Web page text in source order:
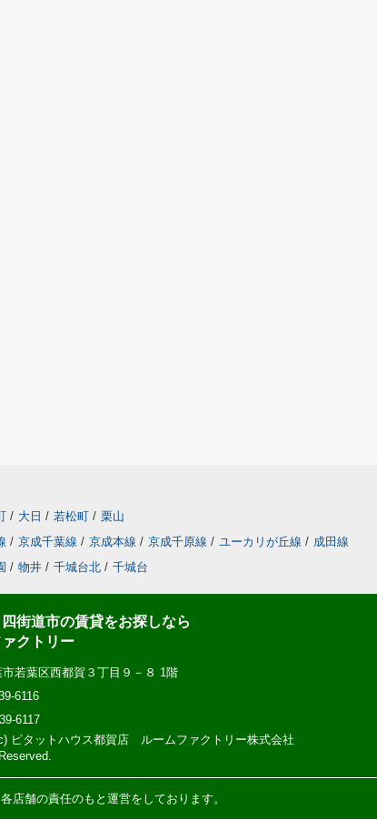
/ 大日 / 若松町 / 栗山
/ 京成千葉線 / 京成本線 / 京成千原線 / ユーカリが丘線 / 成田線
/ 物井 / 千城台北 / 千城台
街道市の賃貸をお探しなら
クトリー
若葉区西都賀３丁目９－８ 1階
6116
6117
ピタットハウス都賀店 ルームファクトリー株式会社
店舗の責任のもと運営をしております。